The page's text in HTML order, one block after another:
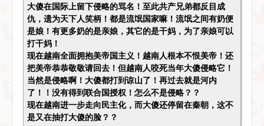
大傻在国际上留下侵略的骂名！至此共产兄弟都反目成
仇，遗为天下人笑柄！都是流氓国家嘛！流氓之间有奶便
是娘！有更多奶的是亲娘，其它的是干妈，为了亲娘可以
打干妈！
现在越南全面拥抱美帝国主义！越南人根本不恨美帝！还
把美帝恭恭敬敬请回去！但越南人咬死当年大傻侵略它！
当然是侵略啊！大傻都打到谅山了！再过去就是河内
了！！没有得到联合国授权！怎么不是侵略？？
现在越南进一步走向民主化，而大傻还停留在秦朝，这不
是又在抽打大傻的脸？？